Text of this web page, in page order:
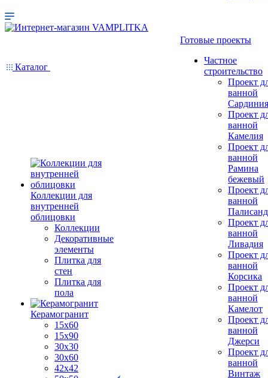
Каталог
Коллекции для
внутренней
облицовки
Коллекции
Декоративные
элементы
Плитка для
стен
Плитка для
пола
Керамогранит
15х60
15x90
30х30
30х60
42х42
Готовые проекты
Частное
строительство
Проект
ванной
Сардиния
Проект
ванной
Камелия
Проект
ванной
Рамина
бежевый
Проект
ванной
Проект
ванной
Ливадия
Проект
ванной
Корсика
Проект
ванной
Камелот
Проект
ванной
Джерси
Проект
ванной
Винтаж